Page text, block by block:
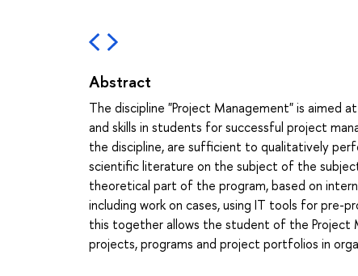
Abstract
The discipline "Project Management" is aimed
and skills in students for successful project
the discipline, are sufficient to qualitatively
scientific literature on the subject of the
theoretical part of the program, based on
including work on cases, using IT tools for pre-
this together allows the student of the Project
projects, programs and project portfolios in